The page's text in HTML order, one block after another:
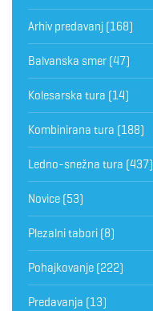
Arhiv predavanj (168)
Balvanska smer (47)
Kolesarska tura (14)
Kombinirana tura (188)
Ledno-snežna tura (437)
Novice (53)
Plezalni tabori (8)
Pohajkovanje (222)
Predavanja (13)